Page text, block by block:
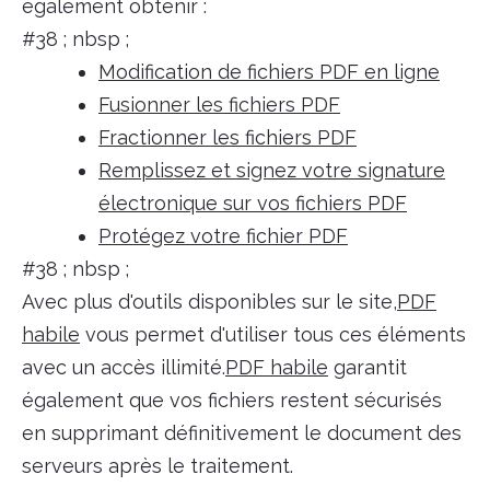
également obtenir :
#38 ; nbsp ;
Modification de fichiers PDF en ligne
Fusionner les fichiers PDF
Fractionner les fichiers PDF
Remplissez et signez votre signature
électronique sur vos fichiers PDF
Protégez votre fichier PDF
#38 ; nbsp ;
Avec plus d'outils disponibles sur le site,PDF
habile vous permet d'utiliser tous ces éléments
avec un accès illimité.PDF habile garantit
également que vos fichiers restent sécurisés
en supprimant définitivement le document des
serveurs après le traitement.